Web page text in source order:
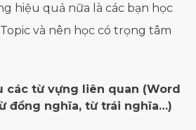
hiệu quả nữa là các bạn học
và nên học có trọng tâm
các từ vựng liên quan (Word
đồng nghĩa, từ trái nghĩa…)